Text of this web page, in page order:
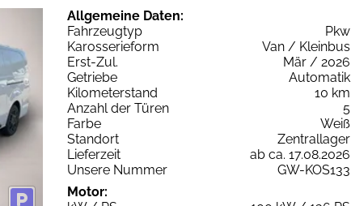
Allgemeine Daten:
Fahrzeugtyp
Pkw
Karosserieform
Van / Kleinbus
Erst-Zul.
Mär / 2026
Getriebe
Automatik
Kilometerstand
10 km
Anzahl der Türen
5
Farbe
Weiß
Standort
Zentrallager
Lieferzeit
ab ca. 17.08.2026
Unsere Nummer
GW-KOS133
Motor: